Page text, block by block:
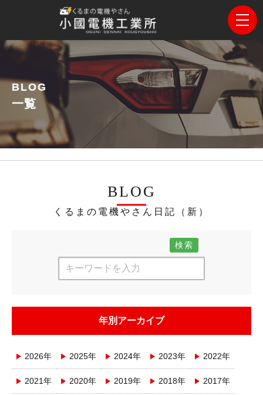
BLOG
一覧
BLOG
くるまの電機やさん日記（新）
検索
年別アーカイブ
2026年 2025年 2024年 2023年 2022年
2021年 2020年 2019年 2018年 2017年